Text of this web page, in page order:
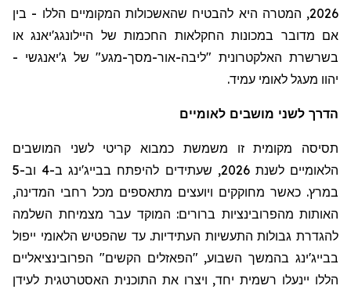
2026, המטרה היא להבטיח שהאשכולות המקומיים הללו - בין
אם מדובר במכונות החקלאות החכמות של היילונגג'יאנגאו
בשרשרת האלקטרונית "ליבה-אור-מסך-מגע" שלג'יאנגשי -
יהוו מעגל לאומי עמיד.
הדרך לשני מושבים לאומיים
תסיסה מקומית זו משמשת כמבוא קריטי לשני המושבים
הלאומיים לשנת 2026, שעתידים להיפתח בבייג'ינג ב-4 וב-5
במרץ. כאשר מחוקקים ויועצים מתאספים מכל רחבי המדינה,
האותות מהפרובינציות ברורים: המוקד עבר מצמיחת השלמה
להגדרת גבולות התעשיות העתידיות. עד שהפטיש הלאומי ייפול
בבייג'ינג בהמשך השבוע, "הפאזלים הקשים" הפרובינציאליים
הללו יינעלו רשמית יחד, ויצרו את התוכנית האסטרטגית לעידן